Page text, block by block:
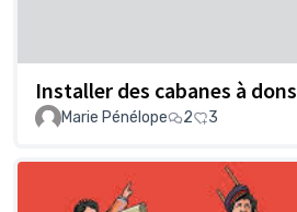
Installer des cabanes à dons
Marie Pénélope
2 3